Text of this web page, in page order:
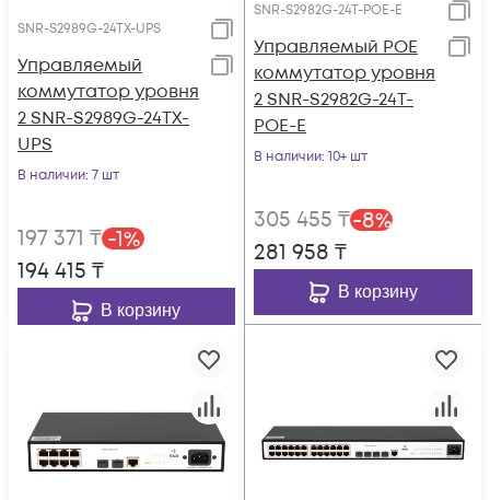
SNR-S2989G-24TX-UPS
Управляемый
коммутатор уровня
2 SNR-S2989G-24TX-
UPS
В наличии: 7 шт
197 371 ₸-1%
194 415 ₸
В корзину
SNR-S2982G-24T-POE-E
Управляемый POE
коммутатор уровня
2 SNR-S2982G-24T-
POE-E
В наличии: 10+ шт
305 455 ₸-8%
281 958 ₸
В корзину